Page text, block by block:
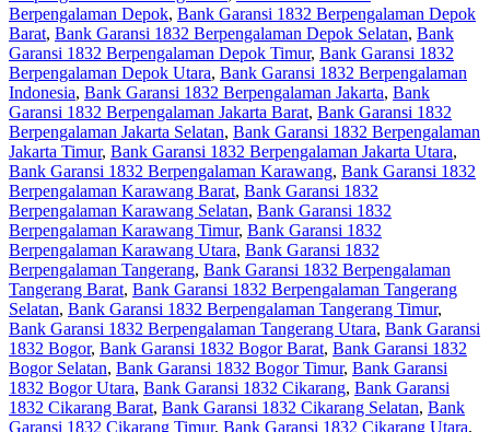
Berpengalaman Depok, Bank Garansi 1832 Berpengalaman Depok
Barat, Bank Garansi 1832 Berpengalaman Depok Selatan, Bank
Garansi 1832 Berpengalaman Depok Timur, Bank Garansi 1832
Berpengalaman Depok Utara, Bank Garansi 1832 Berpengalaman
Indonesia, Bank Garansi 1832 Berpengalaman Jakarta, Bank
Garansi 1832 Berpengalaman Jakarta Barat, Bank Garansi 1832
Berpengalaman Jakarta Selatan, Bank Garansi 1832 Berpengalaman
Jakarta Timur, Bank Garansi 1832 Berpengalaman Jakarta Utara,
Bank Garansi 1832 Berpengalaman Karawang, Bank Garansi 1832
Berpengalaman Karawang Barat, Bank Garansi 1832
Berpengalaman Karawang Selatan, Bank Garansi 1832
Berpengalaman Karawang Timur, Bank Garansi 1832
Berpengalaman Karawang Utara, Bank Garansi 1832
Berpengalaman Tangerang, Bank Garansi 1832 Berpengalaman
Tangerang Barat, Bank Garansi 1832 Berpengalaman Tangerang
Selatan, Bank Garansi 1832 Berpengalaman Tangerang Timur,
Bank Garansi 1832 Berpengalaman Tangerang Utara, Bank Garansi
1832 Bogor, Bank Garansi 1832 Bogor Barat, Bank Garansi 1832
Bogor Selatan, Bank Garansi 1832 Bogor Timur, Bank Garansi
1832 Bogor Utara, Bank Garansi 1832 Cikarang, Bank Garansi
1832 Cikarang Barat, Bank Garansi 1832 Cikarang Selatan, Bank
Garansi 1832 Cikarang Timur, Bank Garansi 1832 Cikarang Utara,